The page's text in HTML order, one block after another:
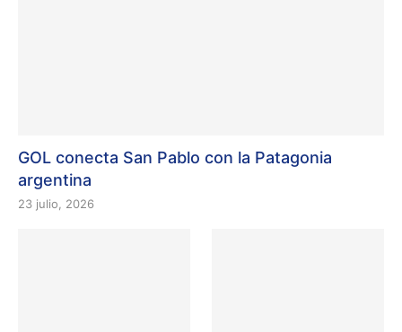
GOL conecta San Pablo con la Patagonia
argentina
23 julio, 2026